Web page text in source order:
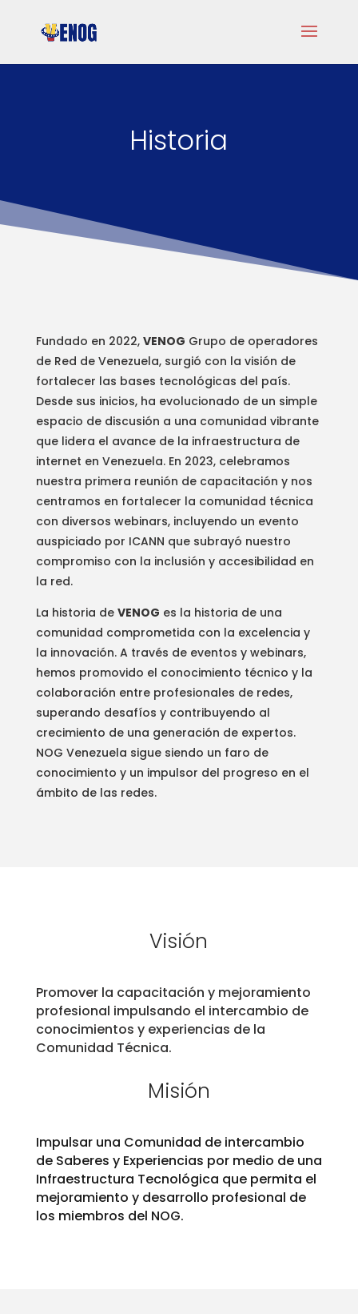
Historia
Fundado en 2022, VENOG Grupo de operadores
de Red de Venezuela, surgió con la visión de
fortalecer las bases tecnológicas del país.
Desde sus inicios, ha evolucionado de un simple
espacio de discusión a una comunidad vibrante
que lidera el avance de la infraestructura de
internet en Venezuela. En 2023, celebramos
nuestra primera reunión de capacitación y nos
centramos en fortalecer la comunidad técnica
con diversos webinars, incluyendo un evento
auspiciado por ICANN que subrayó nuestro
compromiso con la inclusión y accesibilidad en
la red.
La historia de VENOG es la historia de una
comunidad comprometida con la excelencia y
la innovación. A través de eventos y webinars,
hemos promovido el conocimiento técnico y la
colaboración entre profesionales de redes,
superando desafíos y contribuyendo al
crecimiento de una generación de expertos.
NOG Venezuela sigue siendo un faro de
conocimiento y un impulsor del progreso en el
ámbito de las redes.
Visión
Promover la capacitación y mejoramiento
profesional impulsando el intercambio de
conocimientos y experiencias de la
Comunidad Técnica.
Misión
Impulsar una Comunidad de intercambio
de Saberes y Experiencias por medio de una
Infraestructura Tecnológica que permita el
mejoramiento y desarrollo profesional de
los miembros del NOG.